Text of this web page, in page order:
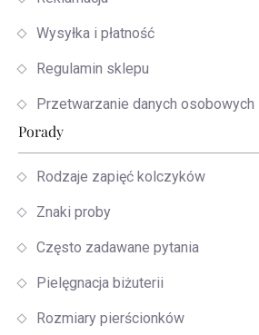
Wysyłka i płatność
Regulamin sklepu
Przetwarzanie danych osobowych
Porady
Rodzaje zapięć kolczyków
Znaki proby
Często zadawane pytania
Pielęgnacja biżuterii
Rozmiary pierścionków